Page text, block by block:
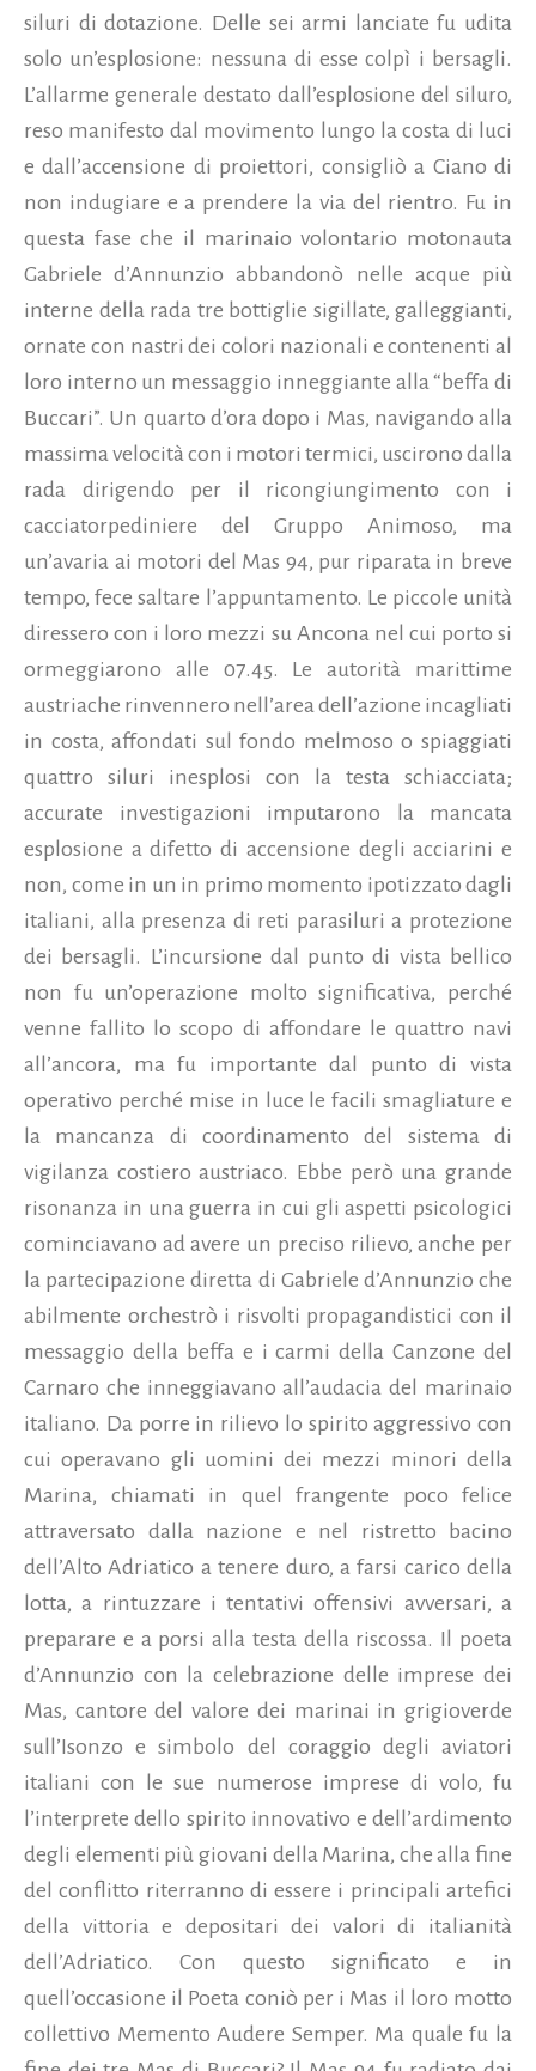
siluri di dotazione. Delle sei armi lanciate fu udita
solo un’esplosione: nessuna di esse colpì i bersagli.
L’allarme generale destato dall’esplosione del siluro,
reso manifesto dal movimento lungo la costa di luci
e dall’accensione di proiettori, consigliò a Ciano di
non indugiare e a prendere la via del rientro. Fu in
questa fase che il marinaio volontario motonauta
Gabriele d’Annunzio abbandonò nelle acque più
interne della rada tre bottiglie sigillate, galleggianti,
ornate con nastri dei colori nazionali e contenenti al
loro interno un messaggio inneggiante alla “beffa di
Buccari”. Un quarto d’ora dopo i Mas, navigando alla
massima velocità con i motori termici, uscirono dalla
rada dirigendo per il ricongiungimento con i
cacciatorpediniere del Gruppo Animoso, ma
un’avaria ai motori del Mas 94, pur riparata in breve
tempo, fece saltare l’appuntamento. Le piccole unità
diressero con i loro mezzi su Ancona nel cui porto si
ormeggiarono alle 07.45. Le autorità marittime
austriache rinvennero nell’area dell’azione incagliati
in costa, affondati sul fondo melmoso o spiaggiati
quattro siluri inesplosi con la testa schiacciata;
accurate investigazioni imputarono la mancata
esplosione a difetto di accensione degli acciarini e
non, come in un in primo momento ipotizzato dagli
italiani, alla presenza di reti parasiluri a protezione
dei bersagli. L’incursione dal punto di vista bellico
non fu un’operazione molto significativa, perché
venne fallito lo scopo di affondare le quattro navi
all’ancora, ma fu importante dal punto di vista
operativo perché mise in luce le facili smagliature e
la mancanza di coordinamento del sistema di
vigilanza costiero austriaco. Ebbe però una grande
risonanza in una guerra in cui gli aspetti psicologici
cominciavano ad avere un preciso rilievo, anche per
la partecipazione diretta di Gabriele d’Annunzio che
abilmente orchestrò i risvolti propagandistici con il
messaggio della beffa e i carmi della Canzone del
Carnaro che inneggiavano all’audacia del marinaio
italiano. Da porre in rilievo lo spirito aggressivo con
cui operavano gli uomini dei mezzi minori della
Marina, chiamati in quel frangente poco felice
attraversato dalla nazione e nel ristretto bacino
dell’Alto Adriatico a tenere duro, a farsi carico della
lotta, a rintuzzare i tentativi offensivi avversari, a
preparare e a porsi alla testa della riscossa. Il poeta
d’Annunzio con la celebrazione delle imprese dei
Mas, cantore del valore dei marinai in grigioverde
sull’Isonzo e simbolo del coraggio degli aviatori
italiani con le sue numerose imprese di volo, fu
l’interprete dello spirito innovativo e dell’ardimento
degli elementi più giovani della Marina, che alla fine
del conflitto riterranno di essere i principali artefici
della vittoria e depositari dei valori di italianità
dell’Adriatico. Con questo significato e in
quell’occasione il Poeta coniò per i Mas il loro motto
collettivo Memento Audere Semper. Ma quale fu la